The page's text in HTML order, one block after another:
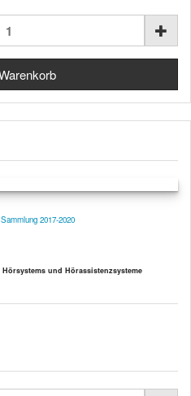
2017-2020
und Hörassistenzsysteme